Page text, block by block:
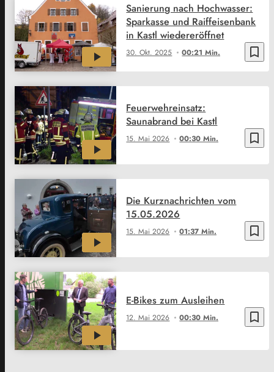
bookmark_border
30. Okt. 2025 00:21 Min.
Sanierung nach Hochwasser:
Sparkasse und Raiffeisenbank
in Kastl wiedereröffnet
bookmark_border
15. Mai 2026 00:30 Min.
Feuerwehreinsatz:
Saunabrand bei Kastl
bookmark_border
15. Mai 2026 01:37 Min.
Die Kurznachrichten vom
15.05.2026
bookmark_border
12. Mai 2026 00:30 Min.
E-Bikes zum Ausleihen